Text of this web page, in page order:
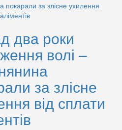
два роки
волі –
за злісне
від сплати